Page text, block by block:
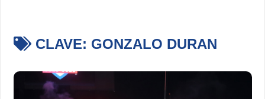
CLAVE: GONZALO DURAN